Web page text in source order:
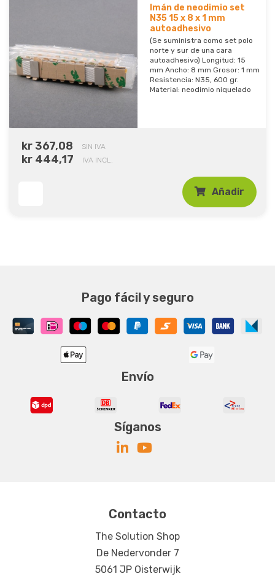
Imán de neodimio set
N35 15 x 8 x 1 mm
autoadhesivo
(Se suministra como set polo
norte y sur de una cara
autoadhesivo) Longitud: 15
mm Ancho: 8 mm Grosor: 1 mm
Resistencia: N35, 600 gr.
Material: neodimio niquelado
kr 367,08 SIN IVA
kr 444,17 IVA INCL.
Añadir
Pago fácil y seguro
Envío
Síganos
Contacto
The Solution Shop
De Nedervonder 7
5061 JP Oisterwijk